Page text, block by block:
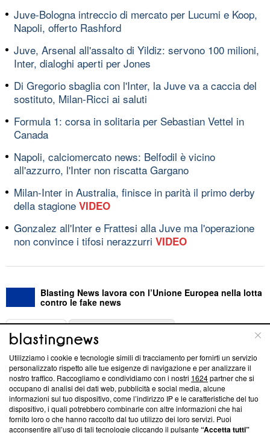
Juve-Bologna intreccio di mercato per Lucumi e Koop,
Napoli, offerto Rashford
Juve, Arsenal all'assalto di Yildiz: servono 100 milioni,
Inter, dialoghi aperti per Jones
Di Gregorio sbaglia con l'Inter, la Juve va a caccia del
sostituto, Milan-Ricci ai saluti
Formula 1: corsa in solitaria per Sebastian Vettel in
Canada
Napoli, calciomercato news: Belfodil è vicino
all'azzurro, l'Inter non riscatta Gargano
Milan-Inter in Australia, finisce in parità il primo derby
della stagione VIDEO
Gonzalez all'Inter e Frattesi alla Juve ma l'operazione
non convince i tifosi nerazzurri VIDEO
Blasting News lavora con l’Unione Europea nella lotta
contro le fake news
ABOUT
Questa sezione offre informazioni trasparenti su Blasting
News, sui nostri processi editoriali e su come ci impegniamo a
creare news di qualità. Inoltre, afferma la nostra aderenza a
‘Trust Project - News with Integrity’Blasting News non è
ancora membro del programma, ma ha richiesto di farne
parte; Trust Project non ha ancora effettuato una verifica di
Utilizziamo i cookie e tecnologie simili di tracciamento per fornirti un servizio
personalizzato rispetto alle tue esigenze di navigazione e per analizzare il
nostro traffico. Raccogliamo e condividiamo con i nostri 1624partner che si
occupano di analisi dei dati web, pubblicità e social media, alcune
informazioni sul tuo dispositivo, come l’indirizzo IP e le caratteristiche del tuo
dispositivo, i quali potrebbero combinarle con altre informazioni che hai
fornito loro o che hanno raccolto dal tuo utilizzo dei loro servizi. Puoi
acconsentire all’uso di tali tecnologie cliccando il pulsante“Accetta tutti”